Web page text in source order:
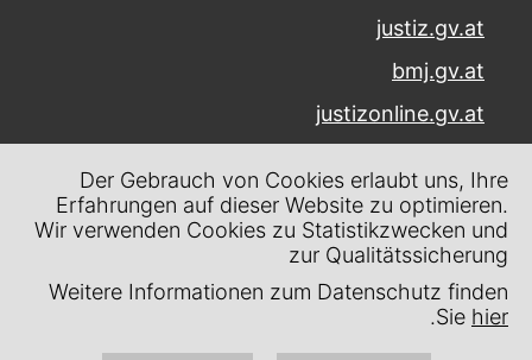
justiz.gv.at
bmj.gv.at
justizonline.gv.at
Museumstraße 7
1070 Wien
Kontakt
Impressum
Der Gebrauch von Cookies erlaubt uns, Ihre
Erfahrungen auf dieser Website zu optimieren.
Wir verwenden Cookies zu Statistikzwecken und
zur Qualitätssicherung
Weitere Informationen zum Datenschutz finden
Sie hier
.